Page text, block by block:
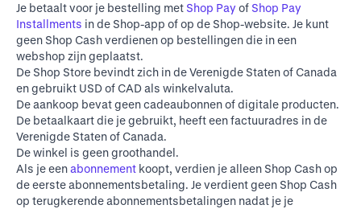
Je betaalt voor je bestelling met Shop Payof Shop Pay
Installments in de Shop-app of op de Shop-website. Je kunt
geen Shop Cash verdienen op bestellingen die in een
webshop zijn geplaatst.
De Shop Store bevindt zich in de Verenigde Staten of Canada
en gebruikt USD of CAD als winkelvaluta.
De aankoop bevat geen cadeaubonnen of digitale producten.
De betaalkaart die je gebruikt, heeft een factuuradres in de
Verenigde Staten of Canada.
De winkel is geen groothandel.
Als je eenabonnement koopt, verdien je alleen Shop Cash op
de eerste abonnementsbetaling. Je verdient geen Shop Cash
op terugkerende abonnementsbetalingen nadat je je